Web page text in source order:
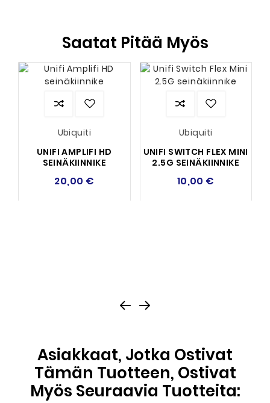
Saatat Pitää Myös
Ubiquiti
UNIFI AMPLIFI HD
SEINÄKIINNIKE
20,00 €
Ubiquiti
UNIFI SWITCH FLEX MINI
2.5G SEINÄKIINNIKE
10,00 €
Asiakkaat, Jotka Ostivat
Tämän Tuotteen, Ostivat
Myös Seuraavia Tuotteita: